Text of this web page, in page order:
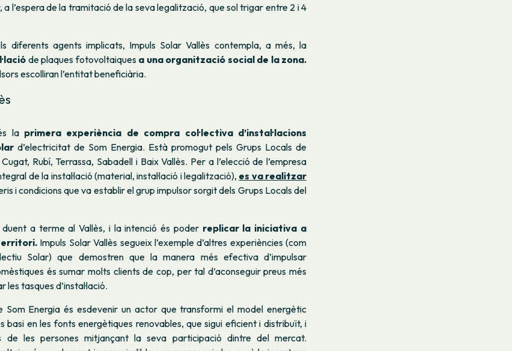
l’espera de la tramitació de la seva legalització, que sol trigar entre 2 i 4
diferents agents implicats, Impuls Solar Vallès contempla, a més, la
de plaques fotovoltaiques a una organització social de la zona.
escolliran l’entitat beneficiària.
la primera experiència de compra col·lectiva d’instal·lacions
d’electricitat de Som Energia. Està promogut pels Grups Locals de
Rubí, Terrassa, Sabadell i Baix Vallès. Per a l’elecció de l’empresa
de la instal·lació (material, instal·lació i legalització), es va realitzar
i condicions que va establir el grup impulsor sorgit dels Grups Locals del
duent a terme al Vallès, i la intenció és poder replicar la iniciativa a
Impuls Solar Vallès segueix l’exemple d’altres experiències (com
Solar) que demostren que la manera més efectiva d’impulsar
és sumar molts clients de cop, per tal d’aconseguir preus més
tasques d’instal·lació.
Som Energia és esdevenir un actor que transformi el model energètic
basi en les fonts energètiques renovables, que sigui eficient i distribuït, i
de les persones mitjançant la seva participació dintre del mercat.